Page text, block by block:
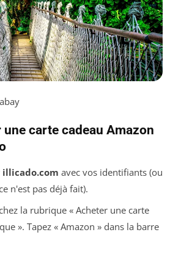
une carte cadeau Amazon
illicado.com avec vos identifiants (ou
n'est pas déjà fait).
la rubrique « Acheter une carte
». Tapez « Amazon » dans la barre